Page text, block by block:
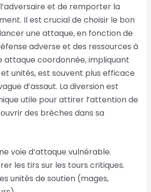
et de remporter la
Il est crucial de choisir le bon
une attaque, en fonction de
adverse et des ressources à
attaque coordonnée, impliquant
unités, est souvent plus efficace
d’assaut. La diversion est
utile pour attirer l’attention de
des brèches dans sa
voie d’attaque vulnérable.
les tirs sur les tours critiques.
unités de soutien (mages,